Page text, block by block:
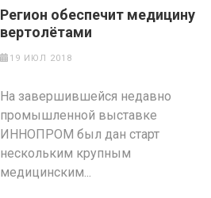
Регион обеспечит медицину
вертолётами
19 ИЮЛ 2018
На завершившейся недавно
промышленной выставке
ИННОПРОМ был дан старт
нескольким крупным
медицинским...